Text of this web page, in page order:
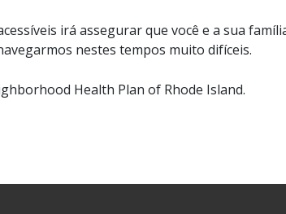
irá assegurar que você e a sua
nestes tempos muito difíceis.
Health Plan of Rhode Island.